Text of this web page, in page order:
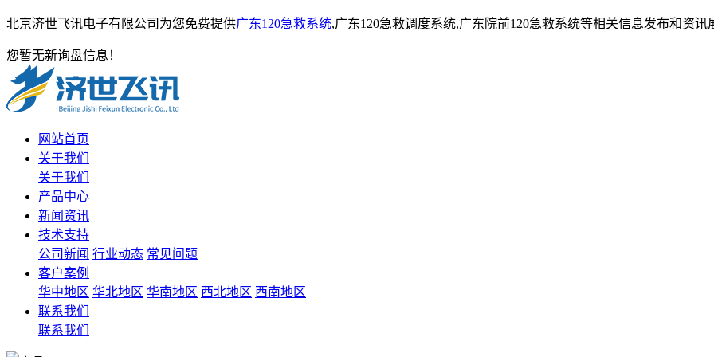
北京济世飞讯电子有限公司为您免费提供广东120急救系统,广东120急救调度系统,广东院前120急救系统等相关信息发布和资讯
您暂无新询盘信息！
网站首页
关于我们
关于我们
产品中心
新闻资讯
技术支持
公司新闻 行业动态 常见问题
客户案例
华中地区 华北地区 华南地区 西北地区 西南地区
联系我们
联系我们